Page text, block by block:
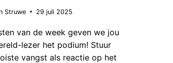
Struwe 29 juli 2025
van de week geven we jou
lezer het podium! Stuur
vangst als reactie op het